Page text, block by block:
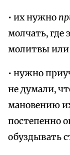
• их нужно
молчать, где
молитвы или
• нужно
не думали,
мановению
постепенно
обуздывать